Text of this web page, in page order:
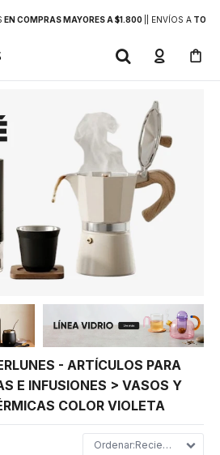
EN COMPRAS MAYORES A $1.800 | ENVÍOS ATODO
- ARTÍCULOS PARA
E INFUSIONES > VASOS Y
COLOR VIOLETA
Recientes